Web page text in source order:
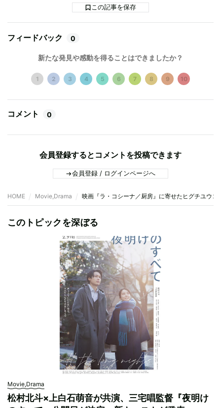
この記事を保存
フィードバック 0
新たな発見や感動を得ることはできましたか？
1 2 3 4 5 6 7 8 9 10
コメント 0
会員登録するとコメントを投稿できます
会員登録 / ログインページへ
HOME Movie,Drama 映画『ラ・コシーナ／厨房』に寄せたヒグチユウ
このトピックを深ぼる
Movie,Drama
松村北斗×上白石萌音が共演、三宅唱監督『夜明け